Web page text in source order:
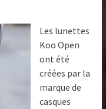
Les lunettes
Koo Open
ont été
créées par la
marque de
casques